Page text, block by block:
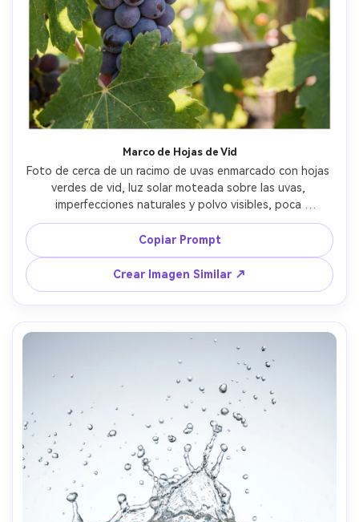
Marco de Hojas de Vid
Foto de cerca de un racimo de uvas enmarcado con hojas
verdes de vid, luz solar moteada sobre las uvas,
imperfecciones naturales y polvo visibles, poca
profundidad de campo con bokeh de hojas, tomada con
Fujifilm GFX 100S y lente 110mm f/2, realismo de estilo de
vida orgánico, paleta cálida de verano --ar 4:5
Copiar Prompt
Crear Imagen Similar ↗
Crea imágenes IA
ilimitadas. 100 %
gratis!
Empieza Gratis→